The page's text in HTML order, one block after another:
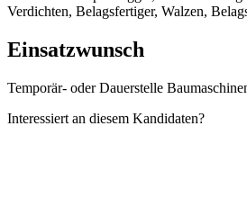
Verdichten, Belagsfertiger, Walzen,
Einsatzwunsch
Temporär- oder Dauerstelle
Interessiert an diesem Kandidaten?